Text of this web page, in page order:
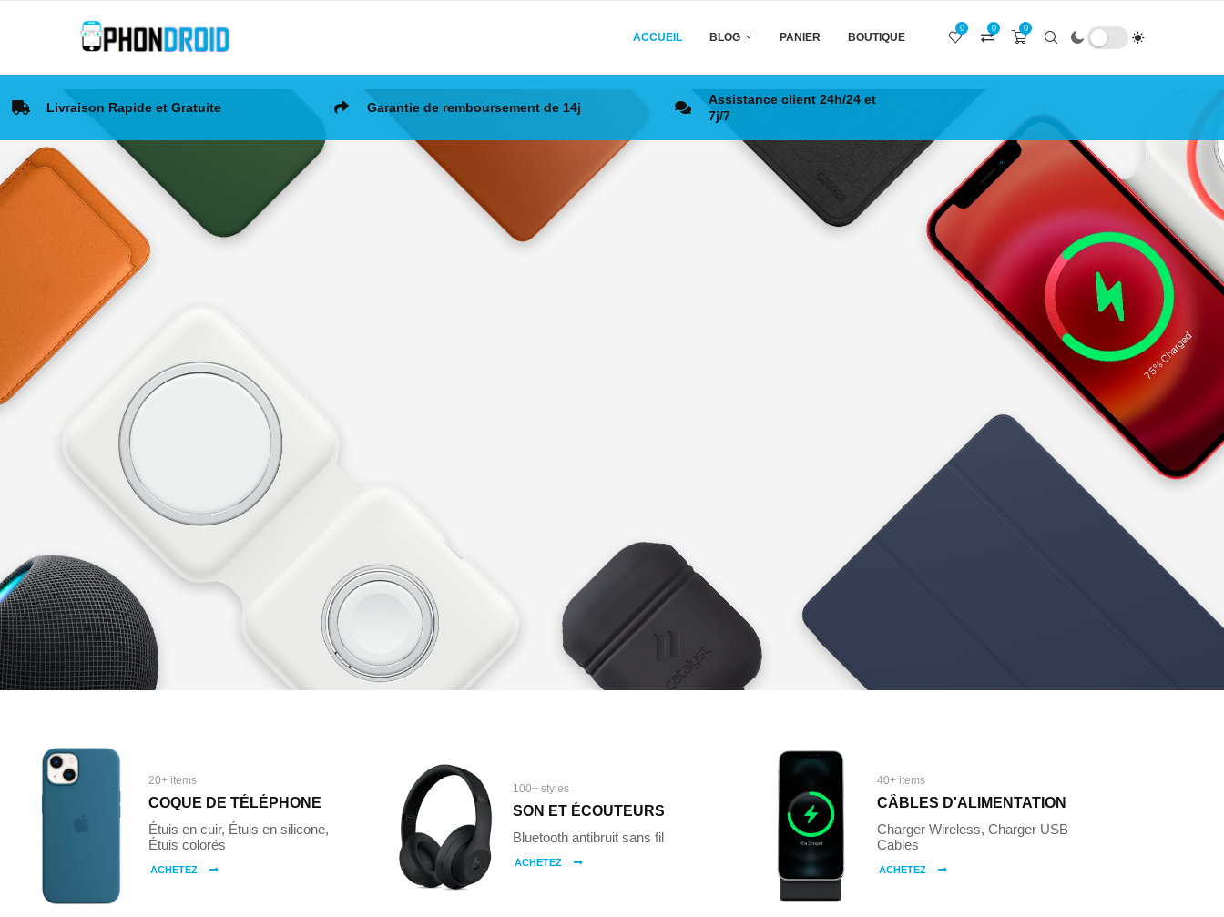
ACCUEIL BLOG PANIER BOUTIQUE
0
0
0
Livraison Rapide et Gratuite Garantie de remboursement de 14j
Assistance client 24h/24 et
7j/7
20+ items
COQUE DE TÉLÉPHONE
Étuis en cuir, Étuis en silicone,
Étuis colorés
ACHETEZ
100+ styles
SON ET ÉCOUTEURS
Bluetooth antibruit sans fil
ACHETEZ
40+ items
CÂBLES D'ALIMENTATION
Charger Wireless, Charger USB
Cables
ACHETEZ